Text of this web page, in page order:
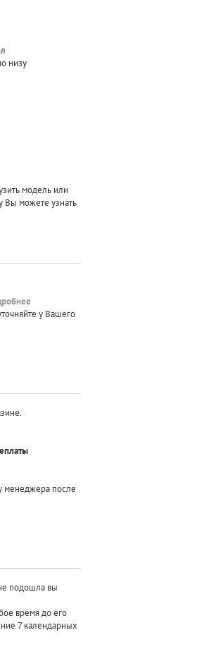
низу
модель или
Вы можете узнать
у Вашего
менеджера после
подошла вы
время до его
7 календарных